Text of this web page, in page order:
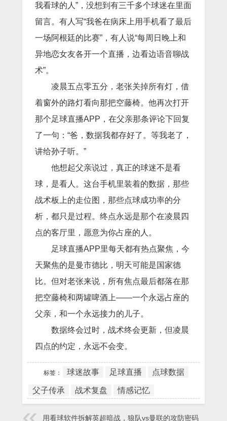
我看球的人”，没想到有三千多个球迷在里面
留言。有人写“我爸在病床上用手机看了最后
一场阿根廷的比赛”，有人说“每周日晚上和
异地恋女友各开一个直播，边看边语音聊战
术”。
凌晨五点零五分，老张关掉所有灯，借
着窗外的路灯看向那把空藤椅。他再次打开
那个足球直播APP，在父亲那条评论下回复
了一句：“爸，数据我都存好了。等我老了，
讲给孙子听。”
他想起父亲说过，真正的球迷不是看
球，是看人。这台手机里装着的数据，那些
战术板上的走位图，那些点球成功率的分
析，都只是过程。终点永远是那个在凌晨四
点的客厅里，愿意为你占座的人。
足球直播APP里每天都有热点聚焦，今
天聚焦的是曼市德比，明天可能是国家德
比。但对老张来说，所有焦点最后都落在那
把空藤椅和两罐啤酒上——一个永远占座的
父亲，和一个永远接力的儿子。
数据终会过时，战术终会更新，但凌晨
四点的约定，永远不会变。
标签： 球迷故事 足球直播 点球数据
父子传承 战术复盘 情感记忆
用看球软件拆解英超暗战，狼队vs曼联的攻防密码